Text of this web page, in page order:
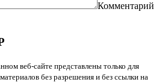
Комментарий
веб-сайте представлены только для
без разрешения и без ссылки на